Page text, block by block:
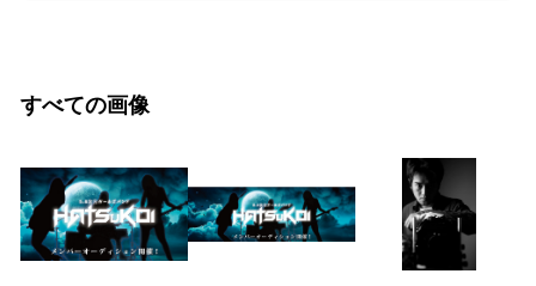
すべての画像